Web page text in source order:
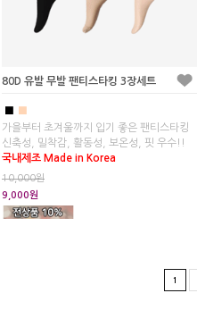
80D 유발 무발 팬티스타킹 3장세트
■
가을부터 초겨울까지 입기 좋은 팬티스타킹
신축성, 밀착감, 활동성, 보온성, 핏 우수!!
국내제조 Made in Korea
10,000원
9,000원
1